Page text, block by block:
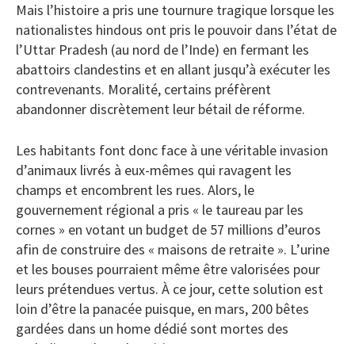
Mais l’histoire a pris une tournure tragique lorsque les
nationalistes hindous ont pris le pouvoir dans l’état de
l’Uttar Pradesh (au nord de l’Inde) en fermant les
abattoirs clandestins et en allant jusqu’à exécuter les
contrevenants. Moralité, certains préfèrent
abandonner discrètement leur bétail de réforme.
Les habitants font donc face à une véritable invasion
d’animaux livrés à eux-mêmes qui ravagent les
champs et encombrent les rues. Alors, le
gouvernement régional a pris « le taureau par les
cornes » en votant un budget de 57 millions d’euros
afin de construire des « maisons de retraite ». L’urine
et les bouses pourraient même être valorisées pour
leurs prétendues vertus. À ce jour, cette solution est
loin d’être la panacée puisque, en mars, 200 bêtes
gardées dans un home dédié sont mortes des